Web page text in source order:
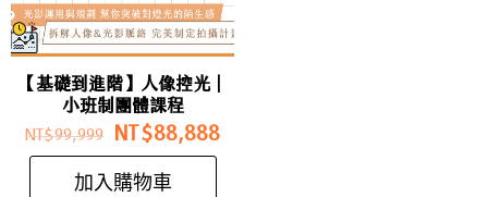
【基礎到進階】人像控光｜
小班制團體課程
NT$99,999 NT$88,888
加入購物車